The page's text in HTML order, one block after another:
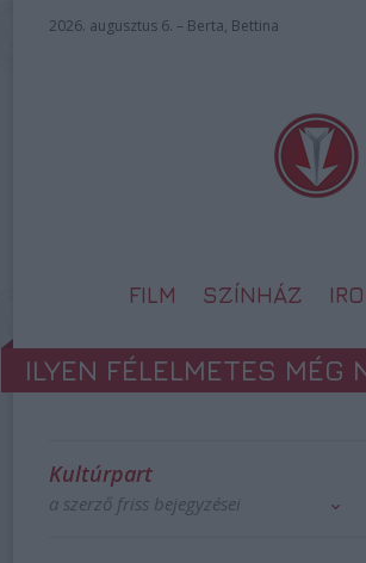
2026. augusztus 6. – Berta, Bettina
FILM SZÍNHÁZ
ILYEN FÉLELMETES MÉG
Kultúrpart
a szerző friss bejegyzései